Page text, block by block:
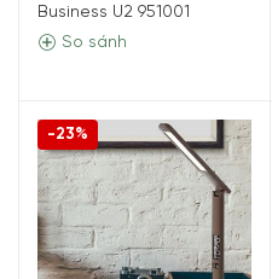
Business U2 951001
So sánh
-23%